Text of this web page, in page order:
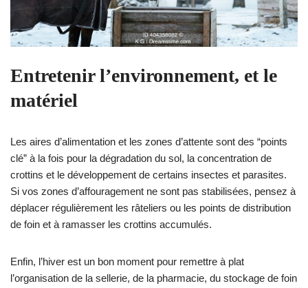
Entretenir l’environnement, et le
matériel
Les aires d’alimentation et les zones d’attente sont des “points
clé” à la fois pour la dégradation du sol, la concentration de
crottins et le développement de certains insectes et parasites.
Si vos zones d’affouragement ne sont pas stabilisées, pensez à
déplacer régulièrement les râteliers ou les points de distribution
de foin et à ramasser les crottins accumulés.
Enfin, l’hiver est un bon moment pour remettre à plat
l’organisation de la sellerie, de la pharmacie, du stockage de foin